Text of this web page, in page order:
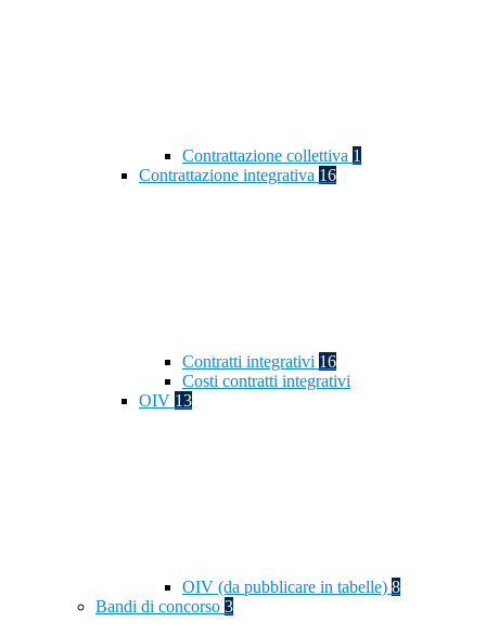
Contrattazione collettiva 1
Contrattazione integrativa 16
Contratti integrativi 16
Costi contratti integrativi
OIV 13
OIV (da pubblicare in tabelle) 8
Bandi di concorso 3